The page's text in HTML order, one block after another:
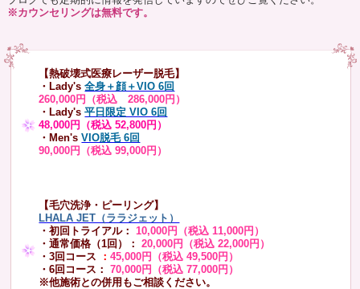
※カウンセリングは無料です。
【熱破壊式医療レーザー脱毛】
・Lady's 全身＋顔＋VIO 6回
260,000円（税込 286,000円）
・Lady's平日限定 VIO 6回
48,000円（税込 52,800円）
・Men's VIO脱毛 6回
90,000円（税込 99,000円）
【毛穴洗浄・ピーリング】
LHALA JET（ララジェット）
・初回トライアル：10,000円（税込 11,000円）
・通常価格（1回）：
20,000円（税込 22,000円）
・3回コース ：45,000円（税込 49,500円）
・6回コース：
70,000円（税込 77,000円）
※他施術との併用もご相談ください。